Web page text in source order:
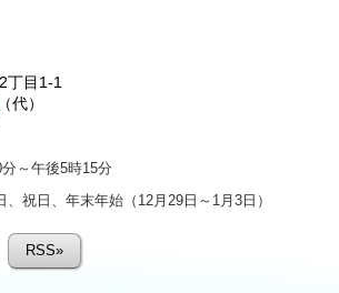
丁目1-1
（代）
～午後5時15分
、祝日、年末年始（12月29日～1月3日）
RSS»